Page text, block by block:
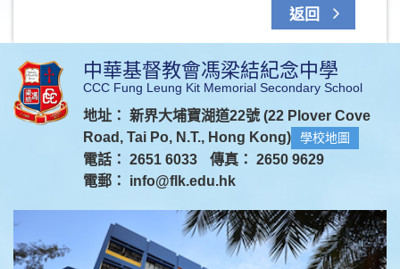
返回
中華基督教會馮梁結紀念中學
CCC Fung Leung Kit Memorial Secondary School
地址： 新界大埔寶湖道22號 (22 Plover Cove
Road, Tai Po, N.T., Hong Kong)
學校地圖
電話： 2651 6033
傳真： 2650 9629
電郵： info@flk.edu.hk